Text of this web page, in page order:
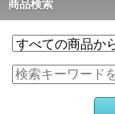
商品検索